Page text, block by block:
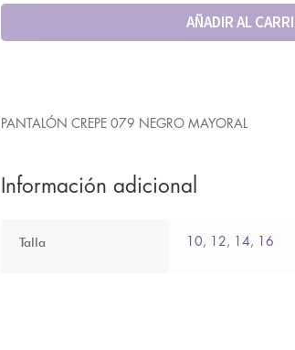
AÑADIR AL
PANTALÓN CREPE 079 NEGRO MAYORAL
Información adicional
Talla 10, 12, 14, 16